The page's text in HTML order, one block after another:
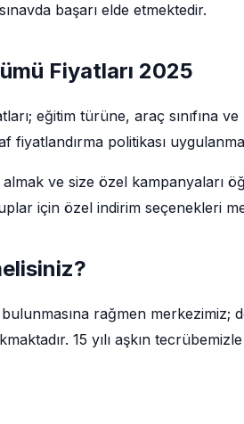
başarı elde etmektedir.
Fiyatları 2025
eğitim türüne, araç sınıfına
fiyatlandırma politikası
almak ve size özel kampanyaları
için özel indirim seçenekleri
rağmen merkezimiz;
15 yılı aşkın